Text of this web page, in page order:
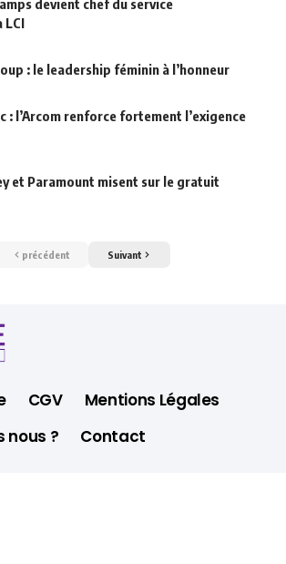
devient chef du service
LCI
: le leadership féminin à l’honneur
: l’Arcom renforce fortement l’exigence
et Paramount misent sur le gratuit
précédent Suivant
CGV
Mentions Légales
nous ?
Contact